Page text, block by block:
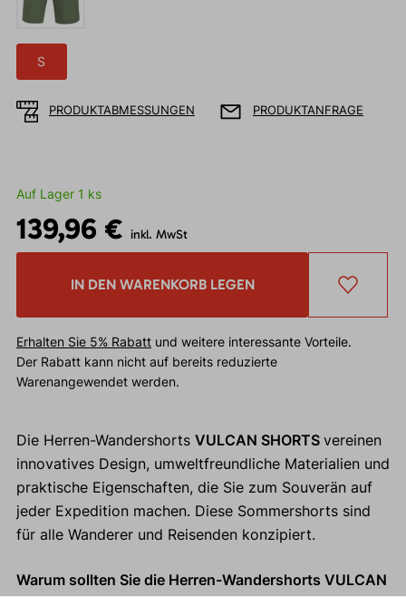
S
PRODUKTABMESSUNGEN PRODUKTANFRAGE
Auf Lager 1 ks
139,96 € inkl. MwSt
IN DEN WARENKORB LEGEN
Erhalten Sie 5% Rabattund weitere interessante Vorteile.
Der Rabatt kann nicht auf bereits reduzierte
Warenangewendet werden.
Die Herren-Wandershorts VULCAN SHORTS vereinen
innovatives Design, umweltfreundliche Materialien und
praktische Eigenschaften, die Sie zum Souverän auf
jeder Expedition machen. Diese Sommershorts sind
für alle Wanderer und Reisenden konzipiert.
Warum sollten Sie die Herren-Wandershorts VULCAN